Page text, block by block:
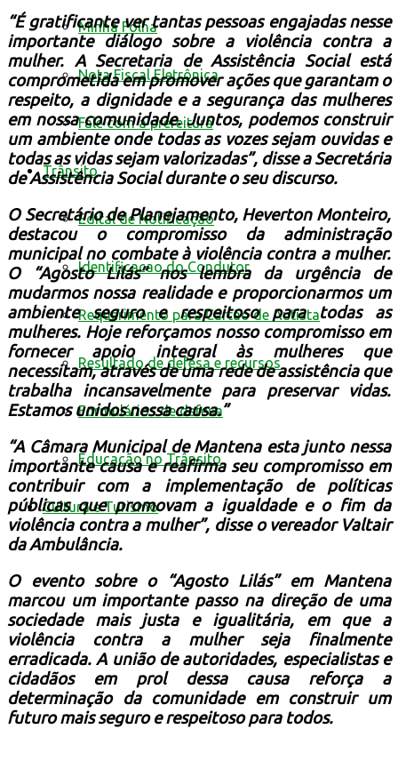
Minha Folha
Nota Fiscal Eletrônica
Fale com a prefeitura
Trânsito
Edital de Notificação
Identificacao do Condutor
Requerimento para Cartão de Autista
Resultado de defesa e recursos
Formulários de defesa
Educação no Trânsito
Cultura e Turismo
“É gratificante ver tantas pessoas engajadas nesse
importante diálogo sobre a violência contra a
mulher. A Secretaria de Assistência Social está
comprometida em promover ações que garantam o
respeito, a dignidade e a segurança das mulheres
em nossa comunidade. Juntos, podemos construir
um ambiente onde todas as vozes sejam ouvidas e
todas as vidas sejam valorizadas”, disse a Secretária
de Assistência Social durante o seu discurso.
O Secretário de Planejamento, Heverton Monteiro,
destacou o compromisso da administração
municipal no combate à violência contra a mulher.
O “Agosto Lilás” nos lembra da urgência de
mudarmos nossa realidade e proporcionarmos um
ambiente seguro e respeitoso para todas as
mulheres. Hoje reforçamos nosso compromisso em
fornecer apoio integral às mulheres que
necessitam, através de uma rede de assistência que
trabalha incansavelmente para preservar vidas.
Estamos unidos nessa causa.”
“A Câmara Municipal de Mantena esta junto nessa
importante causa e reafirma seu compromisso em
contribuir com a implementação de políticas
públicas que promovam a igualdade e o fim da
violência contra a mulher”, disse o vereador Valtair
da Ambulância.
O evento sobre o “Agosto Lilás” em Mantena
marcou um importante passo na direção de uma
sociedade mais justa e igualitária, em que a
violência contra a mulher seja finalmente
erradicada. A união de autoridades, especialistas e
cidadãos em prol dessa causa reforça a
determinação da comunidade em construir um
futuro mais seguro e respeitoso para todos.